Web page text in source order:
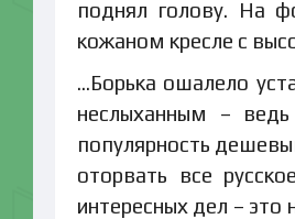
поднял голову. На
кожаном кресле с
…Борька ошалело
неслыханным –
популярность
оторвать все
интересных дел –